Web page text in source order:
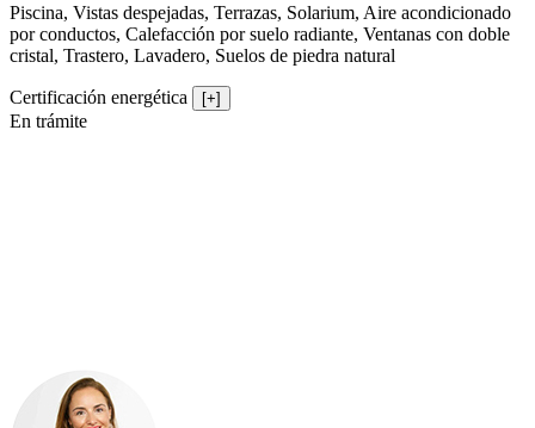
Piscina, Vistas despejadas, Terrazas, Solarium, Aire acondicionado
por conductos, Calefacción por suelo radiante, Ventanas con doble
cristal, Trastero, Lavadero, Suelos de piedra natural
Certificación energética [+]
En trámite